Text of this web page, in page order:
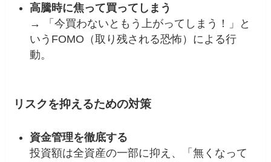
高騰時に焦って買ってしまう
→ 「今買わないともう上がってしまう！」と
いうFOMO（取り残される恐怖）による行
動。
リスクを抑えるための対策
資金管理を徹底する
投資額は全資産の一部に抑え、「無くなって